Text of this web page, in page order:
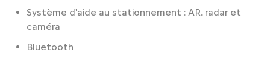
Système d'aide au stationnement : AR. radar et
caméra
Bluetooth